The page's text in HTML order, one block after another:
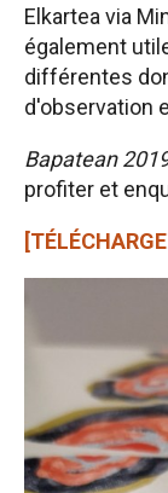
Elkartea via
également
différentes
d'observation
Bapatean
profiter et